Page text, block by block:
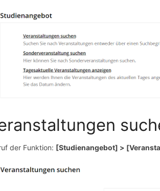
der Funktion: [Studienangebot] >